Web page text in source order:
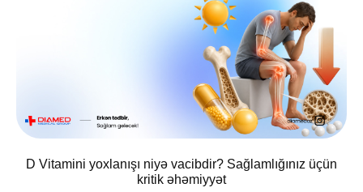
D Vitamini yoxlanışı niyə vacibdir? Sağlamlığınız üçün
kritik əhəmiyyət